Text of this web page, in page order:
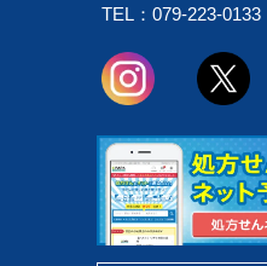
TEL：079-223-